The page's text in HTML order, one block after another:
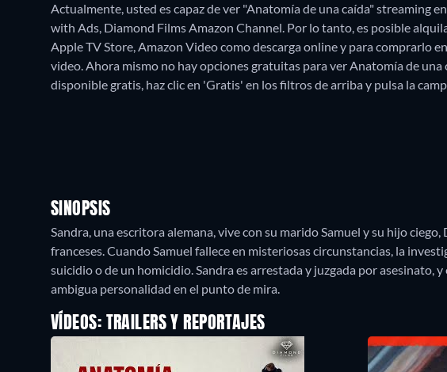
Actualmente, usted es capaz de ver "Anatomía de una caída" streaming
with Ads, Diamond Films Amazon Channel. Por lo tanto, es posible
Apple TV Store, Amazon Video como descarga online y para comprarlo
video.Ahora mismo no hay opciones gratuitas para ver Anatomía de una
disponible gratis, haz clic en 'Gratis' en los filtros de arriba y pulsa la
SINOPSIS
Sandra, una escritora alemana, vive con su marido Samuel y su hijo
franceses. Cuando Samuel fallece en misteriosas circunstancias, la
suicidio o de un homicidio. Sandra es arrestada y juzgada por asesinato,
ambigua personalidad en el punto de mira.
VÍDEOS: TRAILERS Y REPORTAJES